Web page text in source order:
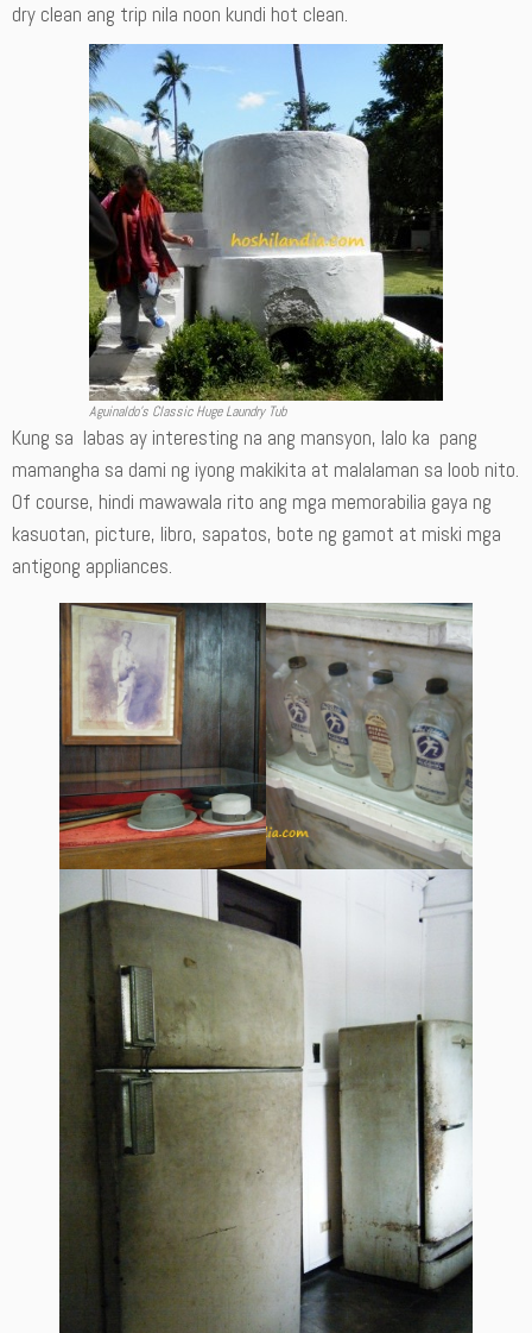
dry clean ang trip nila noon kundi hot clean.
Aguinaldo’s Classic Huge Laundry Tub
Kung sa labas ay interesting na ang mansyon, lalo ka pang
mamangha sa dami ng iyong makikita at malalaman sa loob nito.
Of course, hindi mawawala rito ang mga memorabilia gaya ng
kasuotan, picture, libro, sapatos, bote ng gamot at miski mga
antigong appliances.